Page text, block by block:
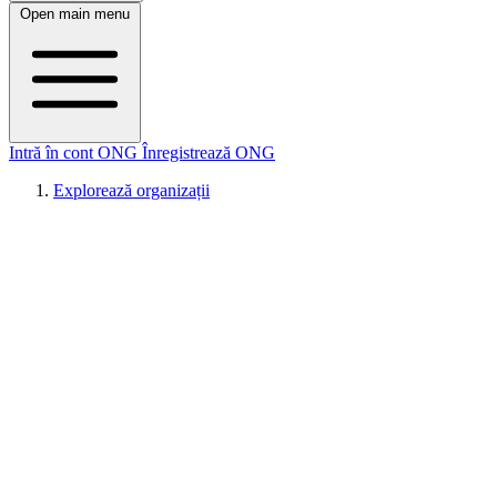
Open main menu
Intră în cont ONG Înregistrează ONG
Explorează organizații